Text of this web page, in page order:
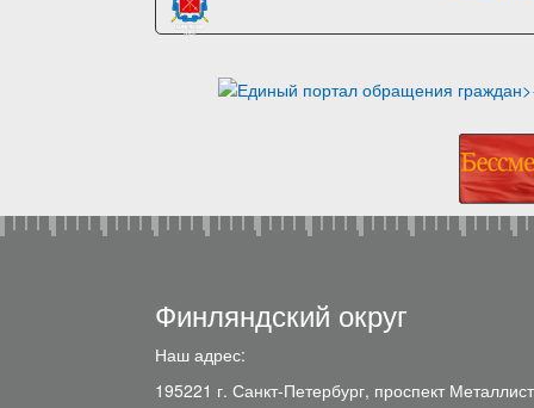
Финляндский округ
Наш адрес:
195221 г. Санкт-Петербург, проспект